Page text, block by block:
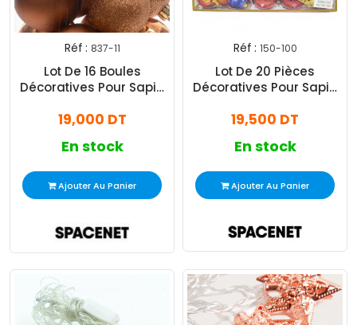
Réf : 837-11
Lot De 16 Boules
Décoratives Pour Sapin
19,000 DT
En stock
Ajouter Au Panier
Réf : 150-100
Lot De 20 Pièces
Décoratives Pour Sapin
19,500 DT
En stock
Ajouter Au Panier